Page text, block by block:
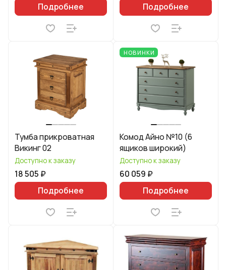
Подробнее
Подробнее
Тумба прикроватная
Викинг 02
Доступно к заказу
18 505 ₽
Подробнее
НОВИНКИ
Комод Айно №10 (6
ящиков широкий)
Доступно к заказу
60 059 ₽
Подробнее